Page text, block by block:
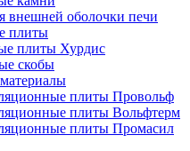
внешней оболочки печи
плиты
плиты Хурдис
скобы
плиты Провольф
плиты Вольфтерм
плиты Промасил